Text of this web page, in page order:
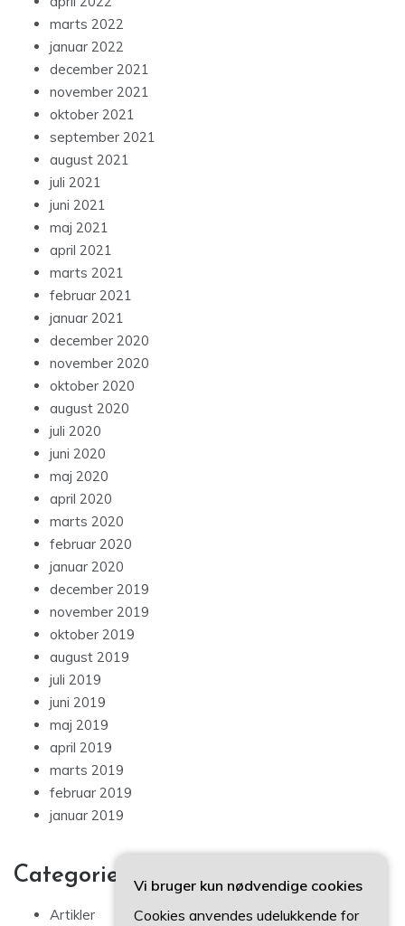
marts 2022
januar 2022
december 2021
november 2021
oktober 2021
september 2021
august 2021
juli 2021
juni 2021
maj 2021
april 2021
marts 2021
februar 2021
januar 2021
december 2020
november 2020
oktober 2020
august 2020
juli 2020
juni 2020
maj 2020
april 2020
marts 2020
februar 2020
januar 2020
december 2019
november 2019
oktober 2019
august 2019
juli 2019
juni 2019
maj 2019
april 2019
marts 2019
februar 2019
januar 2019
Categories
Artikler
Vi bruger kun nødvendige cookies
Cookies anvendes udelukkende for